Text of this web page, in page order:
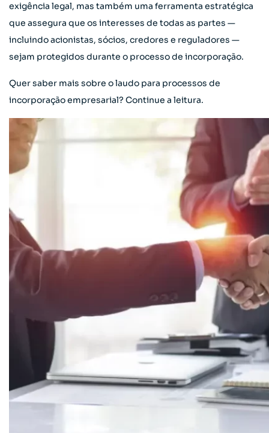
exigência legal, mas também uma ferramenta estratégica
que assegura que os interesses de todas as partes —
incluindo acionistas, sócios, credores e reguladores —
sejam protegidos durante o processo de incorporação.
Quer saber mais sobre o laudo para processos de
incorporação empresarial? Continue a leitura.